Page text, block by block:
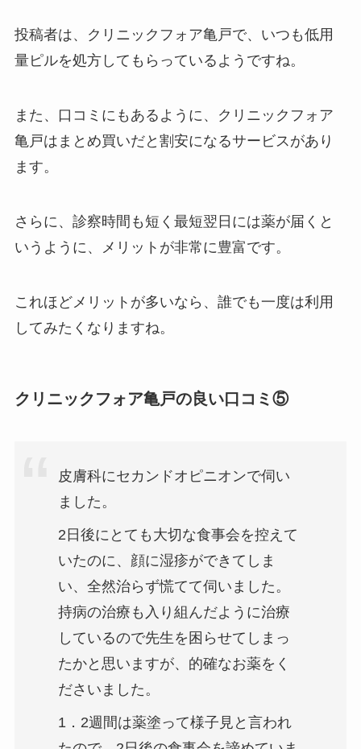
投稿者は、クリニックフォア亀戸で、いつも低用
量ピルを処方してもらっているようですね。
また、口コミにもあるように、クリニックフォア
亀戸はまとめ買いだと割安になるサービスがあり
ます。
さらに、診察時間も短く最短翌日には薬が届くと
いうように、メリットが非常に豊富です。
これほどメリットが多いなら、誰でも一度は利用
してみたくなりますね。
クリニックフォア亀戸の良い口コミ⑤
皮膚科にセカンドオピニオンで伺い
ました。
2日後にとても大切な食事会を控えて
いたのに、顔に湿疹ができてしま
い、全然治らず慌てて伺いました。
持病の治療も入り組んだように治療
しているので先生を困らせてしまっ
たかと思いますが、的確なお薬をく
ださいました。
1．2週間は薬塗って様子見と言われ